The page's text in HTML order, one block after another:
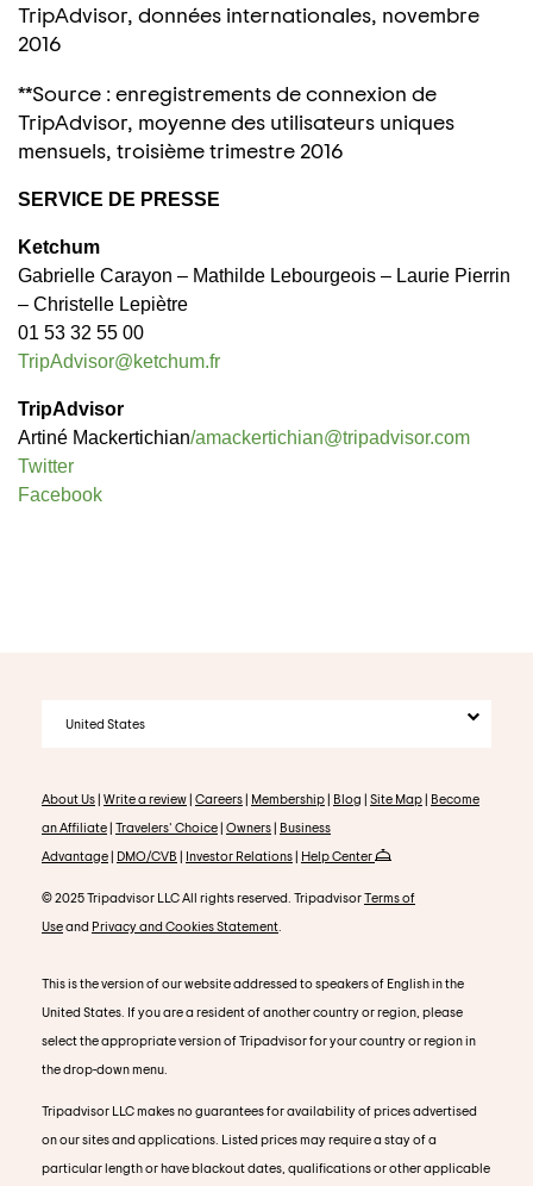
TripAdvisor, données internationales, novembre
2016
**Source : enregistrements de connexion de
TripAdvisor, moyenne des utilisateurs uniques
mensuels, troisième trimestre 2016
SERVICE DE PRESSE
Ketchum
Gabrielle Carayon – Mathilde Lebourgeois – Laurie Pierrin
– Christelle Lepiètre
01 53 32 55 00
TripAdvisor@ketchum.fr
TripAdvisor
Artiné Mackertichian/amackertichian@tripadvisor.com
Twitter
Facebook
United States
About Us| Write a review| Careers| Membership| Blog | Site Map| Become
an Affiliate| Travelers' Choice| Owners| Business
Advantage| DMO/CVB | Investor Relations| Help Center
© 2025 Tripadvisor LLC All rights reserved. TripadvisorTerms of
Useand Privacy and Cookies Statement
This is the version of our website addressed to speakers of English in the
United States. If you are a resident of another country or region, please
select the appropriate version of Tripadvisor for your country or region in
the drop-down menu.
Tripadvisor LLC makes no guarantees for availability of prices advertised
on our sites and applications. Listed prices may require a stay of a
particular length or have blackout dates, qualifications or other applicable